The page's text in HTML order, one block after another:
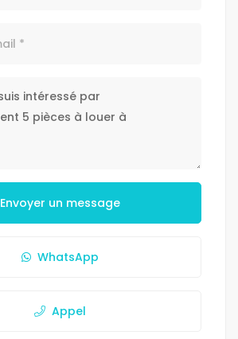
Envoyer un message
WhatsApp
Appel